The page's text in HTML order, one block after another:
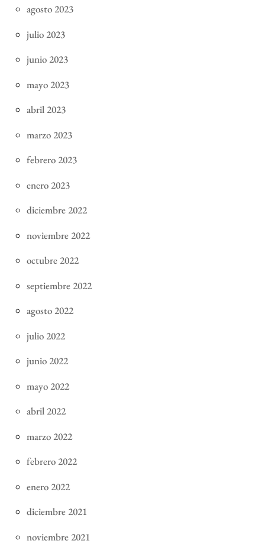
agosto 2023
julio 2023
junio 2023
mayo 2023
abril 2023
marzo 2023
febrero 2023
enero 2023
diciembre 2022
noviembre 2022
octubre 2022
septiembre 2022
agosto 2022
julio 2022
junio 2022
mayo 2022
abril 2022
marzo 2022
febrero 2022
enero 2022
diciembre 2021
noviembre 2021